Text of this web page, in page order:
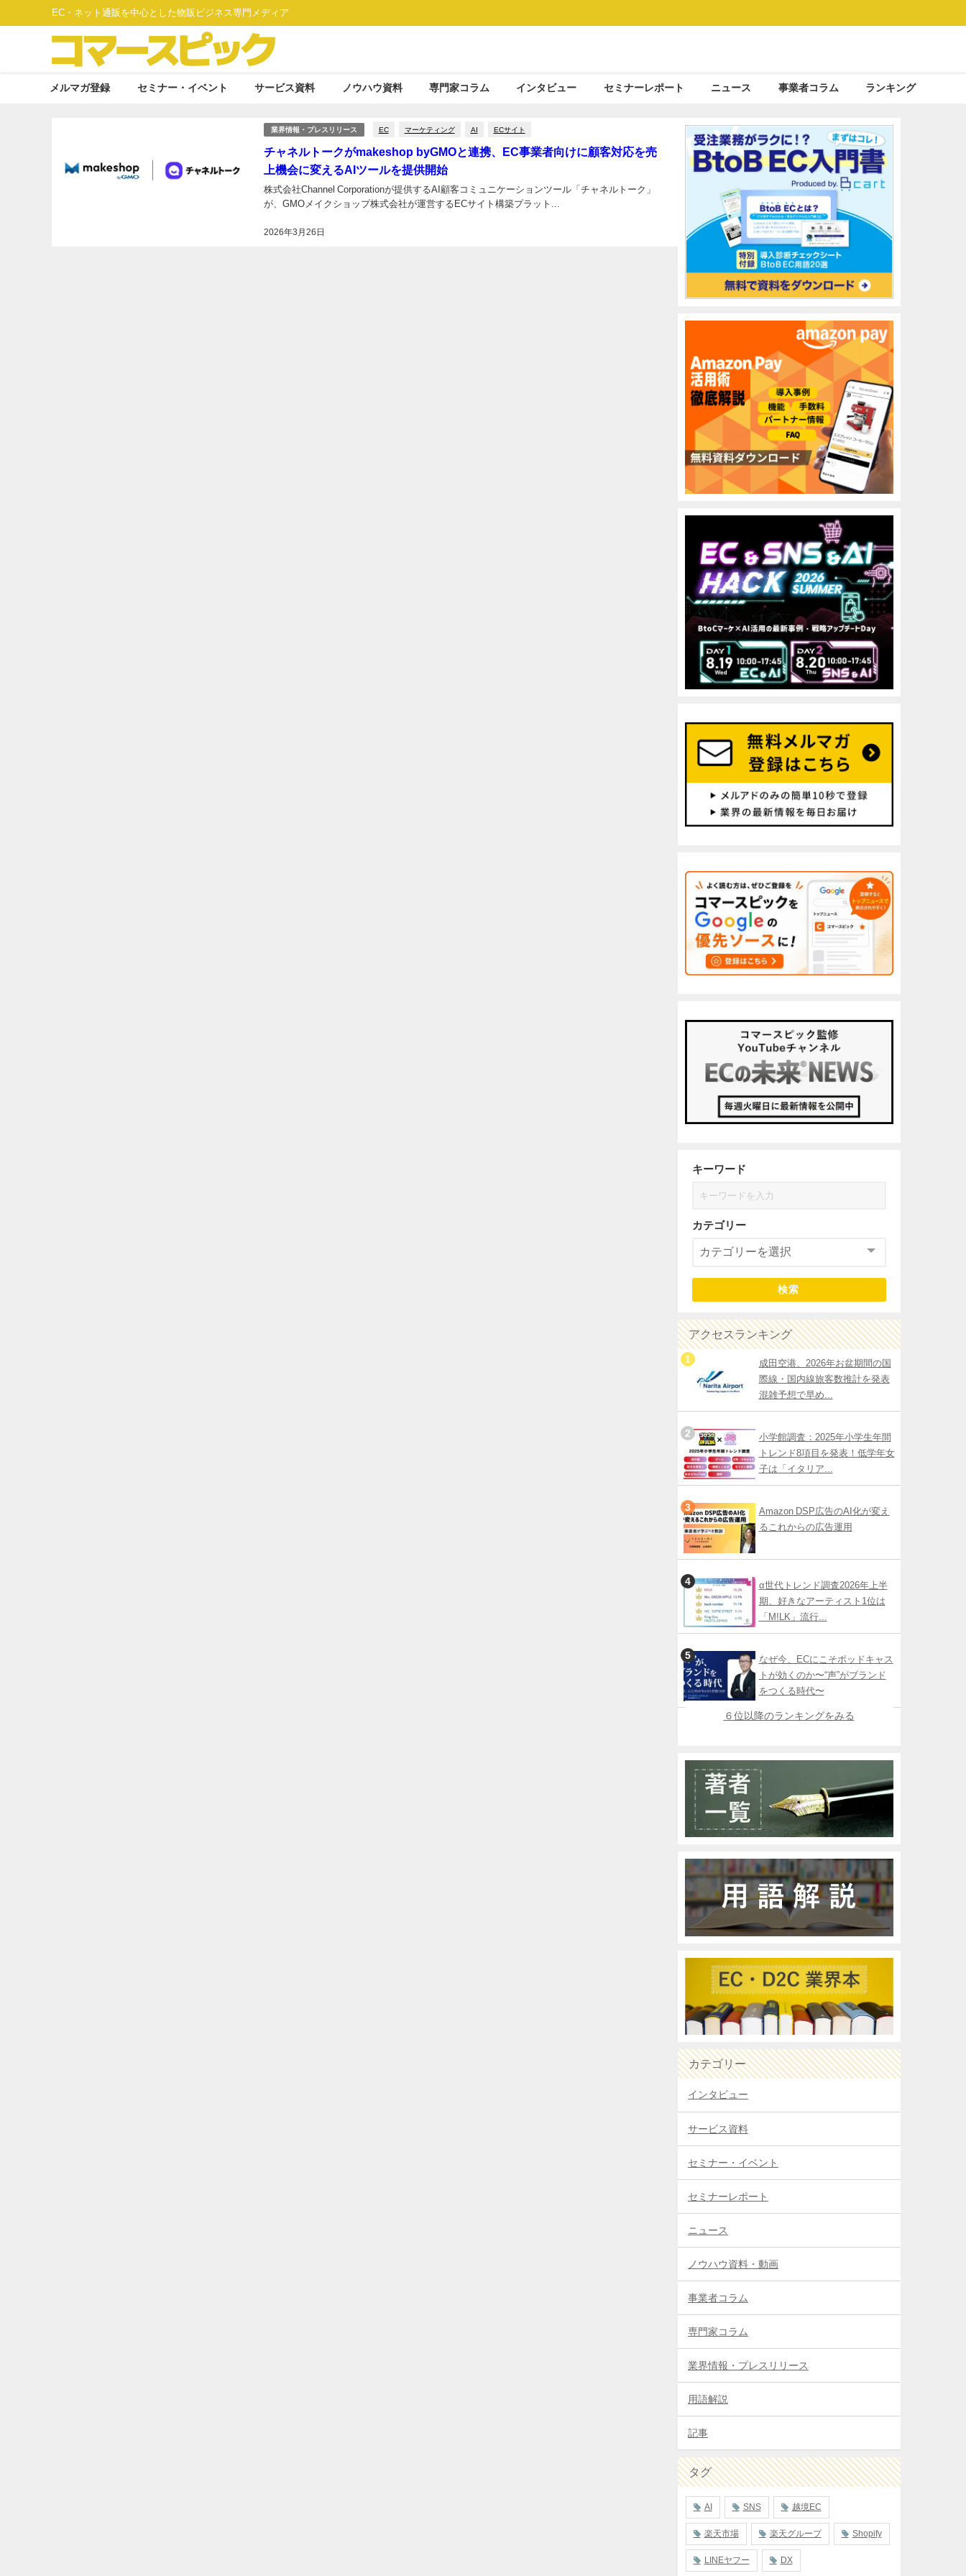
EC・ネット通販を中心とした物販ビジネス専門メディア
メルマガ登録 セミナー・イベント サービス資料 ノウハウ資料 専門家コラム インタビュー セミナーレポート ニュース 事業者コラム ランキング
業界情報・プレスリリース EC マーケティング AI ECサイト
チャネルトークがmakeshop byGMOと連携、EC事業者向けに顧客対応を売
上機会に変えるAIツールを提供開始
2026年3月26日
株式会社Channel Corporationが提供するAI顧客コミュニケーションツール「チャネルトーク」
が、GMOメイクショップ株式会社が運営するECサイト構築プラット...
キーワード
カテゴリー
検索
アクセスランキング
成田空港、2026年お盆期間の国
際線・国内線旅客数推計を発表
混雑予想で早め...
小学館調査：2025年小学生年間
トレンド8項目を発表！低学年女
子は「イタリア...
Amazon DSP広告のAI化が変え
るこれからの広告運用
α世代トレンド調査2026年上半
期、好きなアーティスト1位は
「M!LK」流行...
なぜ今、ECにこそポッドキャス
トが効くのか〜“声”がブランド
をつくる時代〜
６位以降のランキングをみる
カテゴリー
インタビュー
サービス資料
セミナー・イベント
セミナーレポート
ニュース
ノウハウ資料・動画
事業者コラム
専門家コラム
業界情報・プレスリリース
用語解説
記事
タグ
AI SNS 越境EC
楽天市場 楽天グループ Shopify
LINEヤフー DX